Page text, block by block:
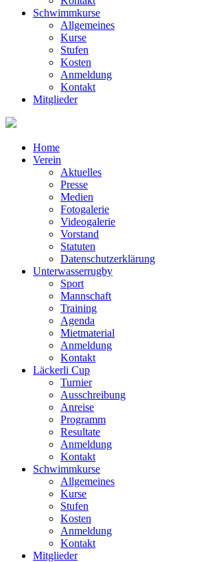
Schwimmkurse
Allgemeines
Kurse
Stufen
Kosten
Anmeldung
Kontakt
Mitglieder
Home
Verein
Aktuelles
Presse
Medien
Fotogalerie
Videogalerie
Vorstand
Statuten
Datenschutzerklärung
Unterwasserrugby
Sport
Mannschaft
Training
Agenda
Mietmaterial
Anmeldung
Kontakt
Läckerli Cup
Turnier
Ausschreibung
Anreise
Programm
Resultate
Anmeldung
Kontakt
Schwimmkurse
Allgemeines
Kurse
Stufen
Kosten
Anmeldung
Kontakt
Mitglieder